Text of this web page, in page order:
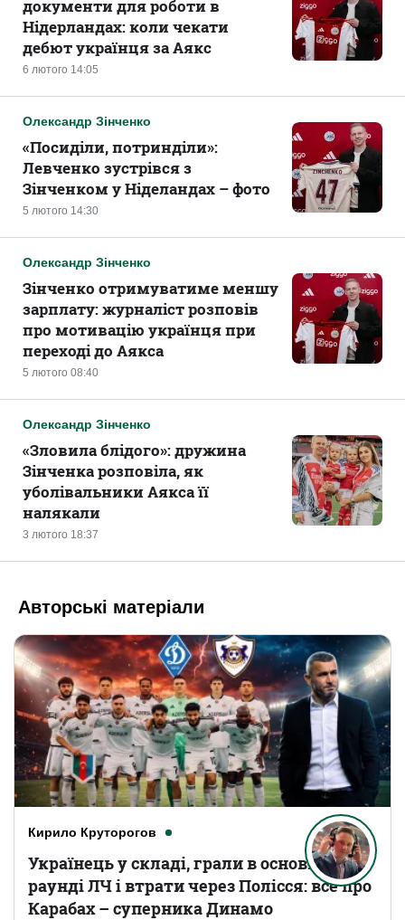
6 лютого 14:05
документи для роботи в
Нідерландах: коли чекати
дебют українця за Аякс
Олександр Зінченко
5 лютого 14:30
«Посиділи, потринділи»:
Левченко зустрівся з
Зінченком у Ніделандах – фото
Олександр Зінченко
5 лютого 08:40
Зінченко отримуватиме меншу
зарплату: журналіст розповів
про мотивацію українця при
переході до Аякса
Олександр Зінченко
3 лютого 18:37
«‎Зловила блідого»: дружина
Зінченка розповіла, як
уболівальники Аякса її
налякали
Авторські матеріали
Кирило Круторогов
Українець у складі, грали в основному
раунді ЛЧ і втрати через Полісся: все про
Карабах – суперника Динамо